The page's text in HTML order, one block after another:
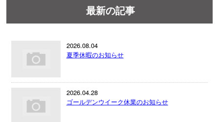
最新の記事
2026.08.04
夏季休暇のお知らせ
2026.04.28
ゴールデンウイーク休業のお知らせ